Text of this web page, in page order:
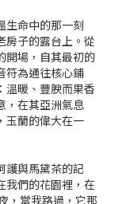
生命中的那一刻
子的露台上。從
開場，自其最初的
符為通往核心鋪
溫暖、豐腴而果香
，在其亞洲氣息
玉蘭的偉大在一
護與馬黛茶的記
我們的花園裡，在
，當我路過，它那